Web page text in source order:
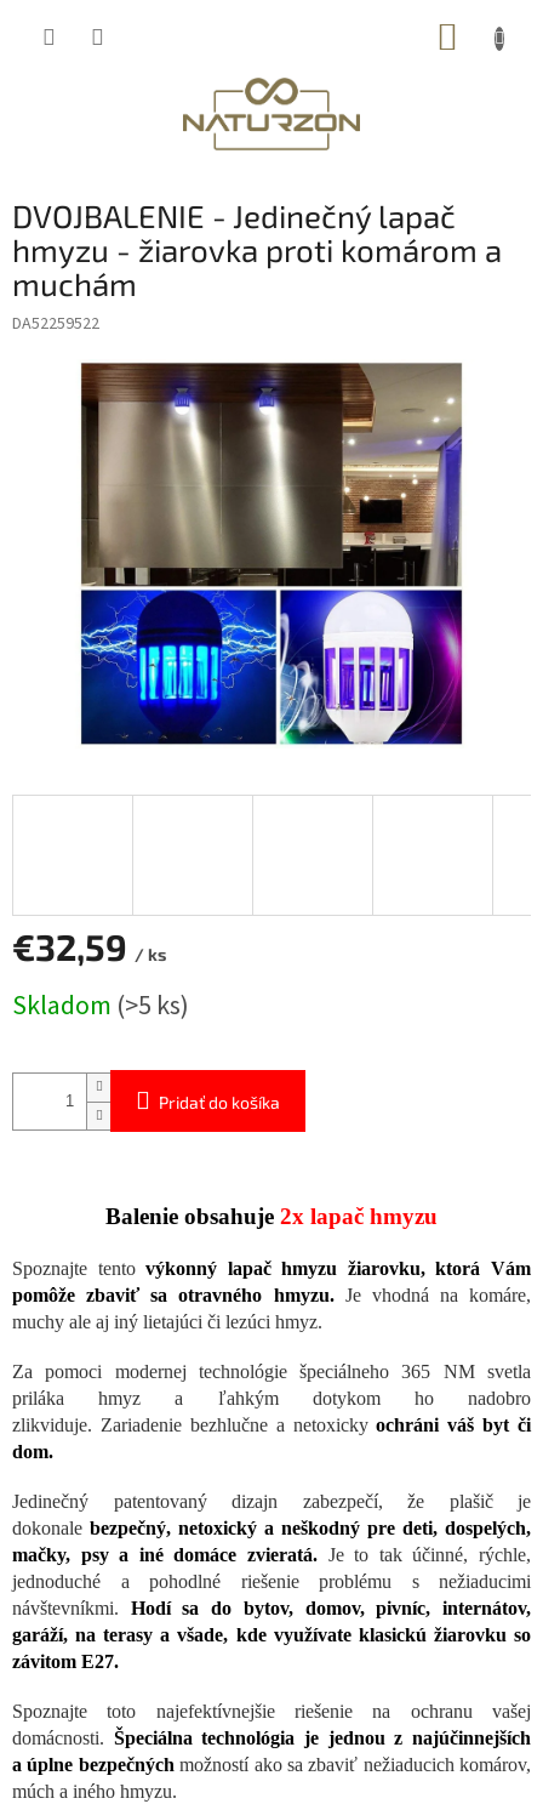
DVOJBALENIE - Jedinečný lapač
hmyzu - žiarovka proti komárom a
muchám
DA52259522
€32,59 / ks
cena:
Skladom (>5 ks)
Pridať do košíka
Balenie obsahuje 2x lapač hmyzu
Spoznajte tentovýkonný lapač hmyzu žiarovku, ktorá Vám
pomôže zbaviť sa otravného hmyzu.Je vhodná na komáre,
muchy ale aj iný lietajúci či lezúci hmyz.
Za pomoci modernej technológie špeciálneho 365 NM svetla
priláka hmyz a ľahkým dotykom ho nadobro
zlikviduje. Zariadenie bezhlučne a netoxickyochráni váš byt či
dom.
Jedinečný patentovaný dizajn zabezpečí, že plašič je
dokonale bezpečný, netoxický a neškodný pre deti, dospelých,
mačky, psy a iné domáce zvieratá. Je to tak účinné, rýchle,
jednoduché a pohodlné riešenie problému s nežiaducimi
návštevníkmi. Hodí sa do bytov, domov, pivníc, internátov,
garáží, na terasy a všade, kde využívate klasickú žiarovku so
závitom E27.
Spoznajte toto najefektívnejšie riešenie na ochranu vašej
domácnosti. Špeciálna technológia je jednou z najúčinnejších
a úplne bezpečných možností ako sa zbaviť nežiaducich komárov,
múch a iného hmyzu.